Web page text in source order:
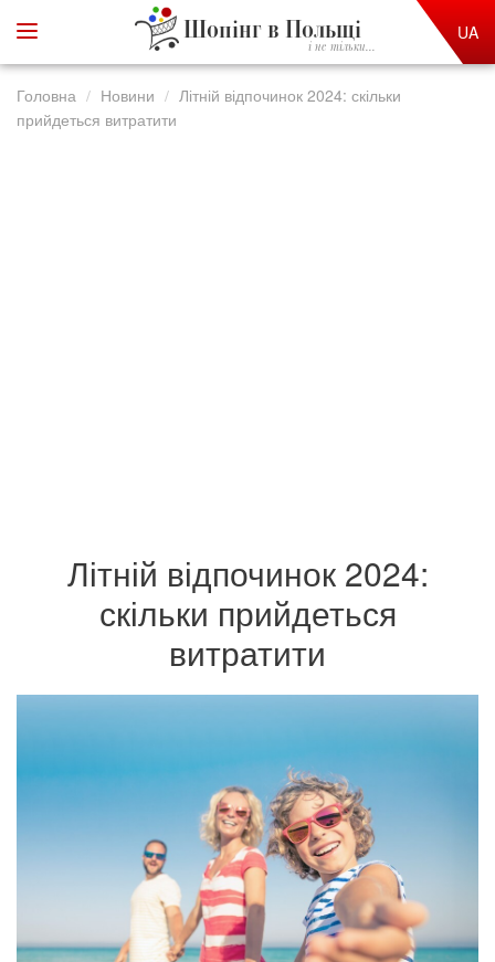
Шопінг в Польщі
і не тільки...
UA
Головна Новини
Літній відпочинок 2024: скільки
прийдеться витратити
Літній відпочинок 2024:
скільки прийдеться
витратити